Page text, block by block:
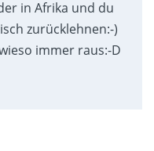
in Afrika und du
zurücklehnen:-)
immer raus:-D